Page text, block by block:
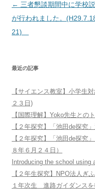
投
稿
ナ
ー
シ
ョ
ン
← 三者懇談期間中に学校
が行われました。
21)
最近の記事
【サイエンス教室】小学生
２３日)
【国際理解】Yoko先生との
【２年探究】「池田de探究
【２年探究】「池田de探
８年６月２４日）
Introducing the school using
【２年生探究】NPO法人
１年次生 進路ガイダンスを